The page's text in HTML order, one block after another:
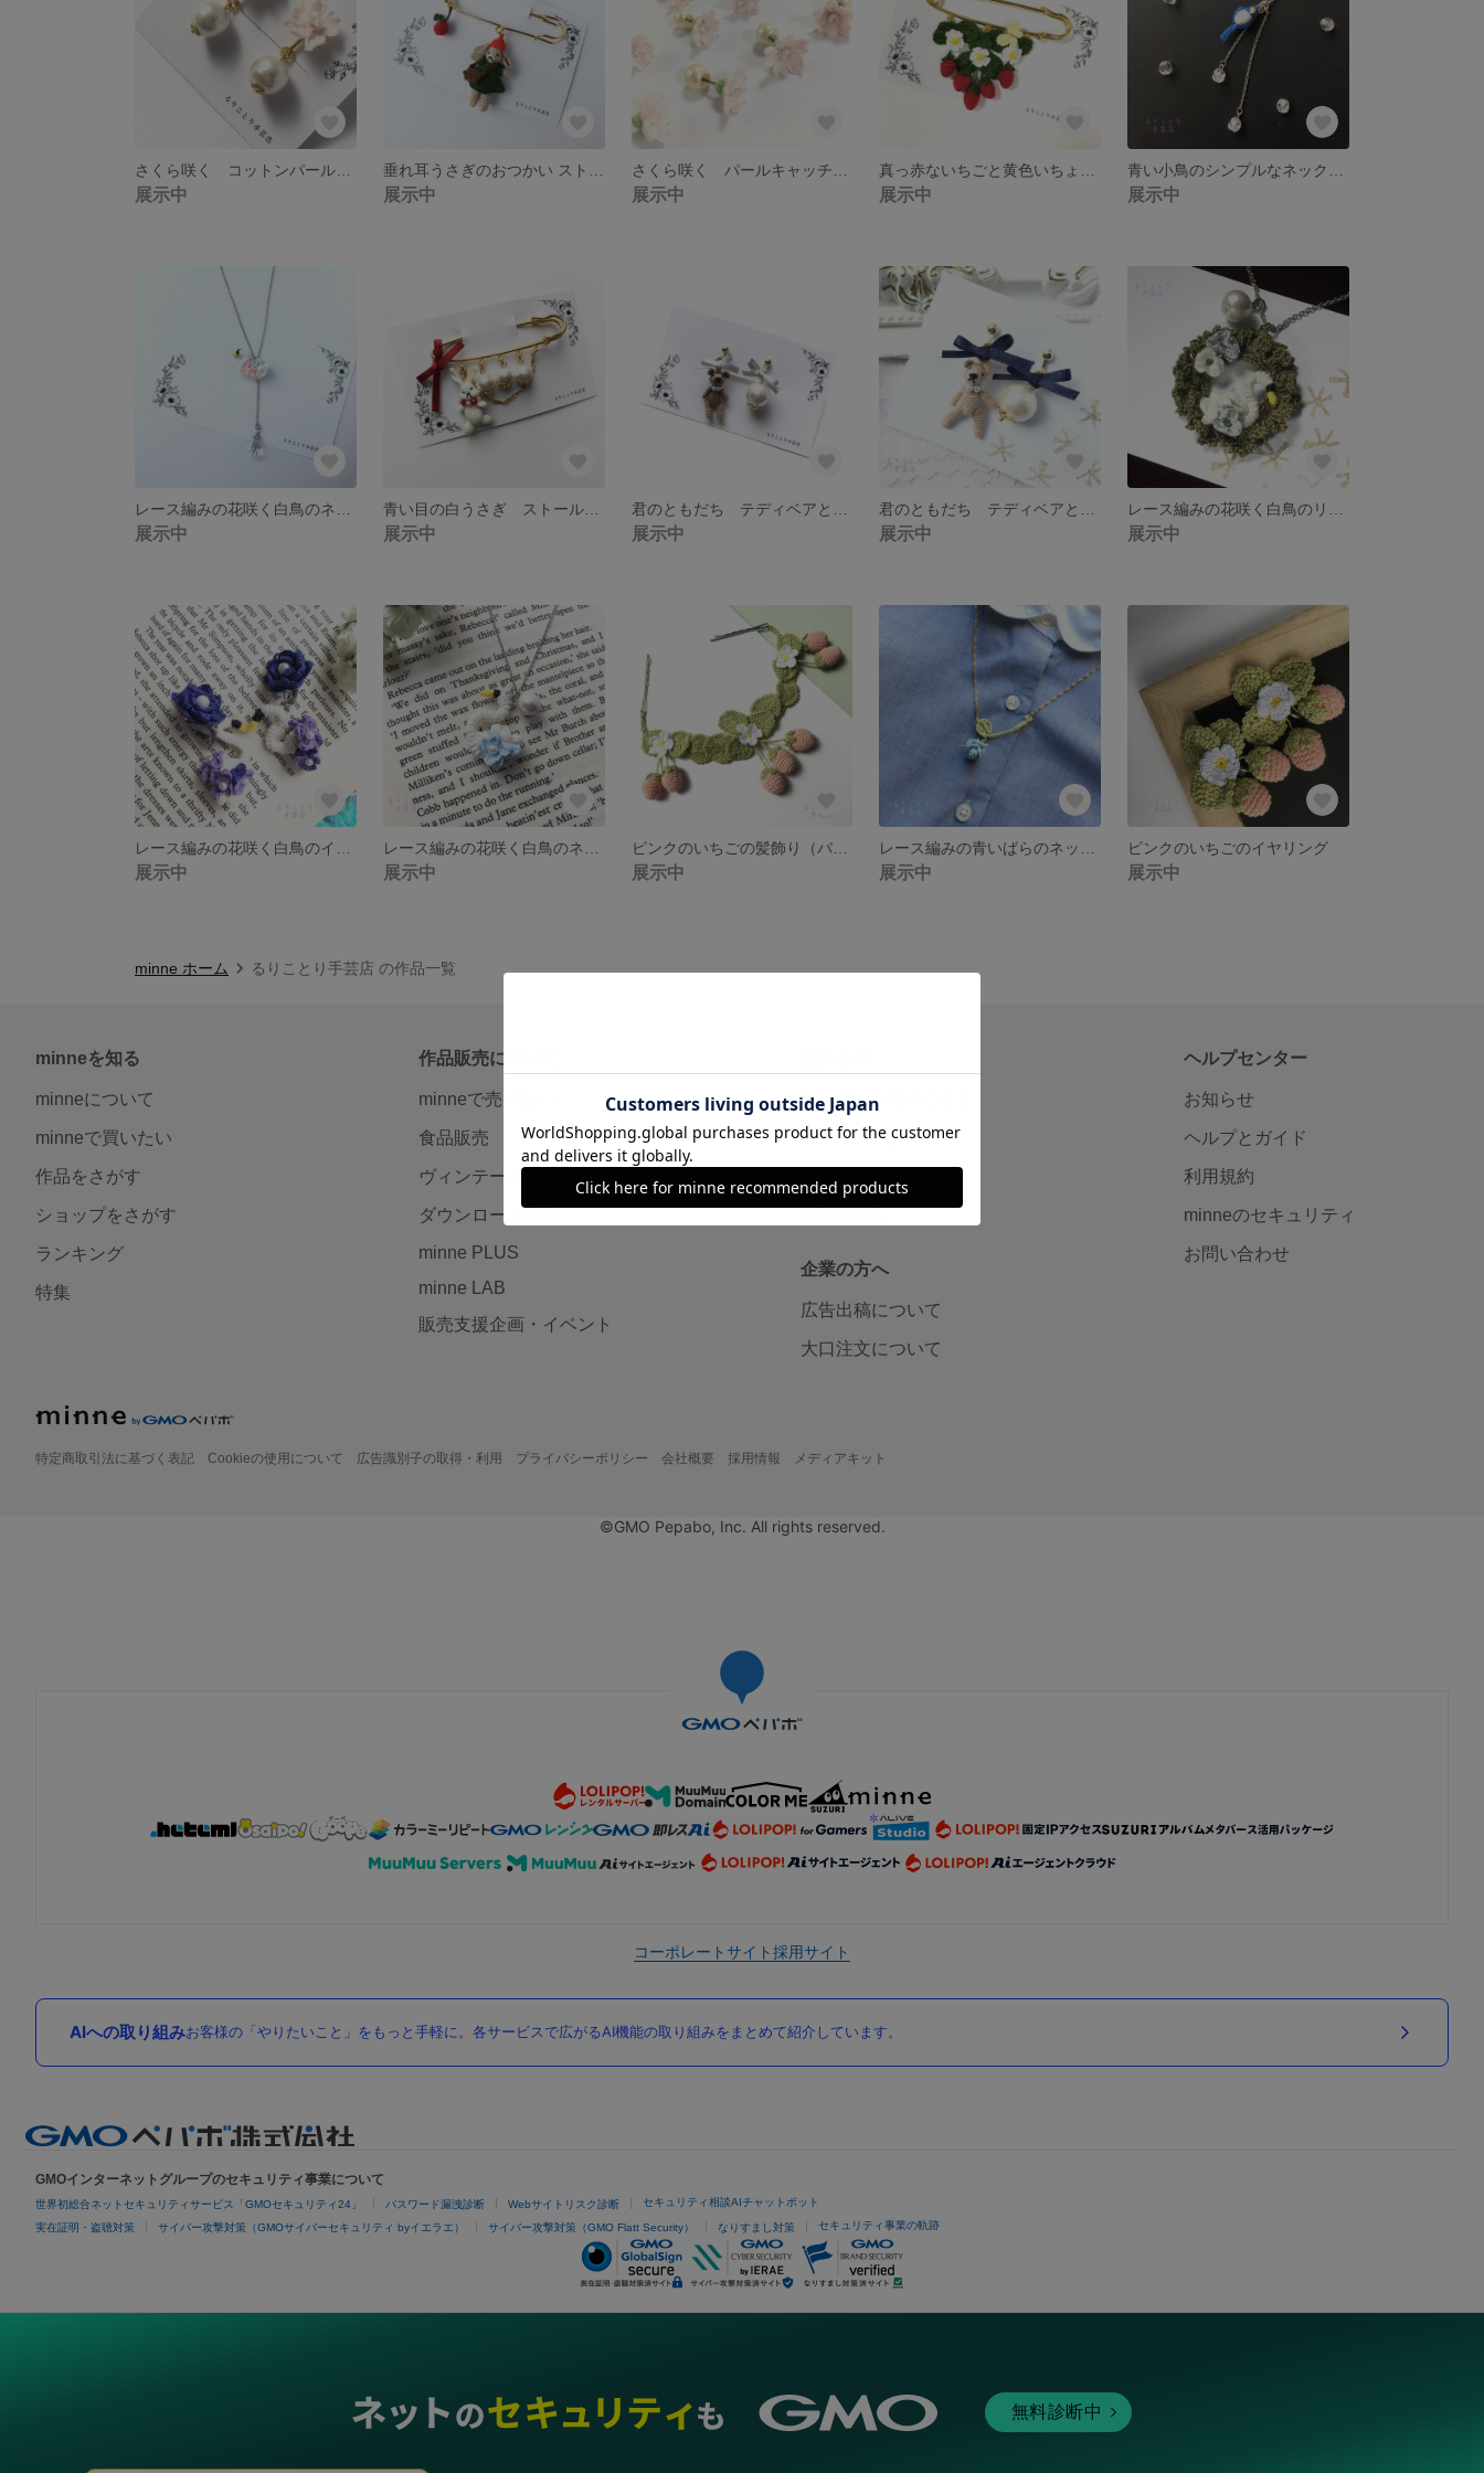
展示中 展示中 展示中 展示中 展示中
展示中
青い目の白うさぎ ストールピン（ピンブローチ）
展示中 展示中 展示中 展示中
展示中 展示中
ピンクのいちごの髪飾り（バックカチューシャ）
展示中 展示中
ピンクのいちごのイヤリング
展示中
minne ホーム るりことり手芸店 の作品一覧
minneを知る
minneについて
minneで買いたい
作品をさがす
ショップをさがす
ランキング
特集
作品販売について
minneで売りたい
食品販売
ヴィンテージ販売
ダウンロード販売
minne PLUS
minne LAB
販売支援企画・イベント
minneとものづくりと
minne学習帖
企業の方へ
広告出稿について
大口注文について
ヘルプセンター
お知らせ
ヘルプとガイド
利用規約
minneのセキュリティ
お問い合わせ
特定商取引法に基づく表記 Cookieの使用について 広告識別子の取得・利用 プライバシーポリシー 会社概要 採用情報 メディアキット
©GMO Pepabo, Inc. All rights reserved.
コーポレートサイト採用サイト
AIへの取り組みお客様の「やりたいこと」をもっと手軽に。各サービスで広がるAI機能の取り組みをまとめて紹介しています。
GMOインターネットグループのセキュリティ事業について
世界初総合ネットセキュリティサービス「GMOセキュリティ24」 パスワード漏洩診断 Webサイトリスク診断 セキュリティ相談AIチャットボット
実在証明・盗聴対策 サイバー攻撃対策（GMOサイバーセキュリティ byイエラエ） サイバー攻撃対策（GMO Flatt Security） なりすまし対策 セキュリティ事業の軌跡
無料診断中